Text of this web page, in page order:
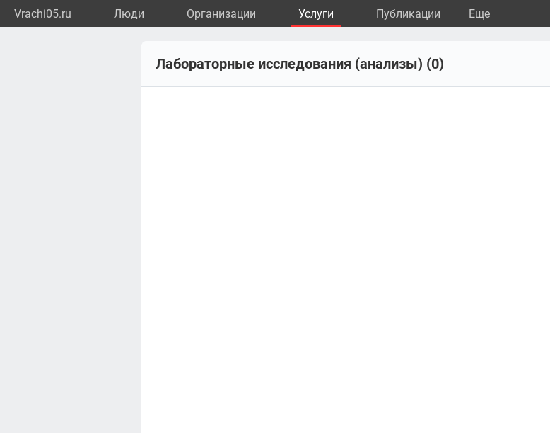
Vrachi05.ru Люди Организации Услуги Публикации Eще
Лабораторные исследования (анализы) (0)